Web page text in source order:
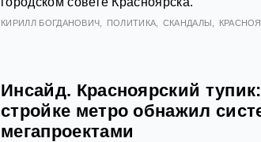
КИРИЛЛ БОГДАНОВИЧ ПОЛИТИКА СКАНДАЛЫ
Инсайд. Красноярский
стройке метро обнажил
мегапроектами